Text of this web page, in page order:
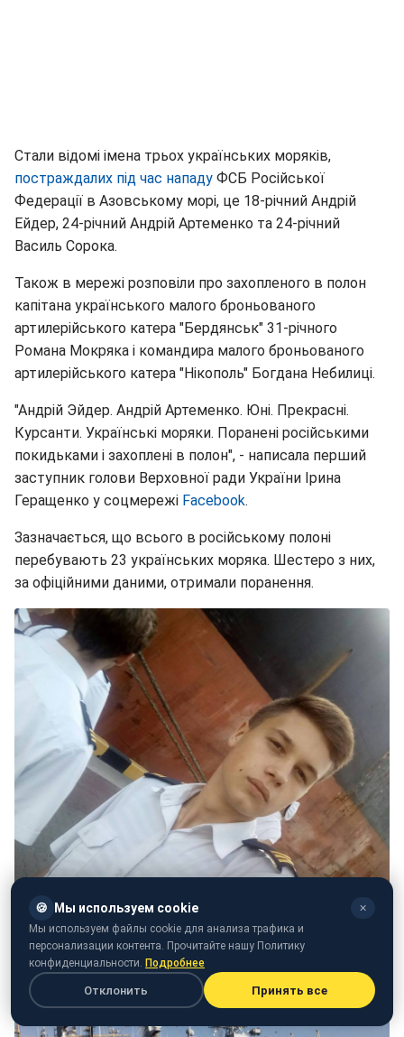
Стали відомі імена трьох українських моряків,
постраждалих під час нападу ФСБ Російської
Федерації в Азовському морі, це 18-річний Андрій
Ейдер, 24-річний Андрій Артеменко та 24-річний
Василь Сорока.
Також в мережі розповіли про захопленого в полон
капітана українського малого броньованого
артилерійського катера "Бердянськ" 31-річного
Романа Мокряка і командира малого броньованого
артилерійського катера "Нікополь" Богдана Небилиці.
"Андрій Эйдер. Андрій Артеменко. Юні. Прекрасні.
Курсанти. Українські моряки. Поранені російськими
покидьками і захоплені в полон", - написала перший
заступник голови Верховної ради України Ірина
Геращенко у соцмережі Facebook.
Зазначається, що всього в російському полоні
перебувають 23 українських моряка. Шестеро з них,
за офіційними даними, отримали поранення.
Андрій Ейдер
🍪 Мы используем cookie ✕
Мы используем файлы cookie для анализа трафика и
персонализации контента. Прочитайте нашу Политику
конфиденциальности. Подробнее
Отклонить Принять все